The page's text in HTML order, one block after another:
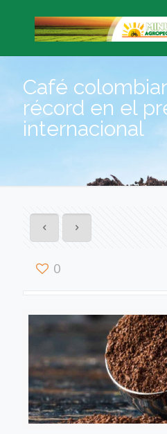
Café
récord en el
internacional
0